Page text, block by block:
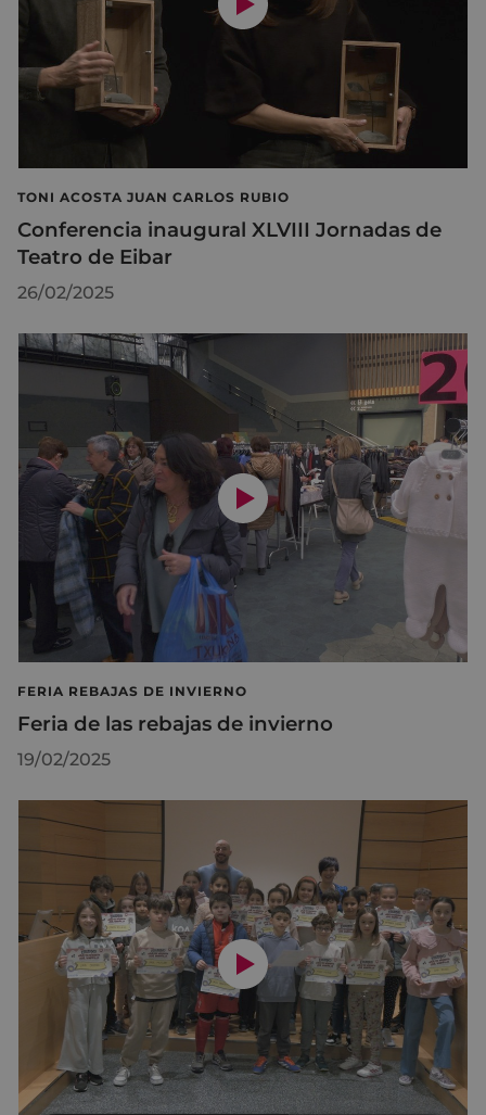
TONI ACOSTA JUAN CARLOS RUBIO
Conferencia inaugural XLVIII Jornadas de
Teatro de Eibar
26/02/2025
FERIA REBAJAS DE INVIERNO
Feria de las rebajas de invierno
19/02/2025